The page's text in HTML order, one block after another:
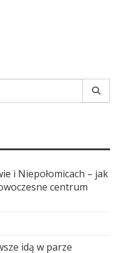
i Niepołomicach – jak
centrum
idą w parze